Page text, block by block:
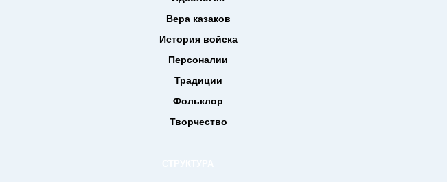
Вера казаков
История войска
Персоналии
Традиции
Фольклор
Творчество